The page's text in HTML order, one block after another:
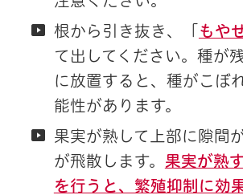
根から引き抜き、「
もや
て出してください。種が
に放置すると、種がこぼ
能性があります。
果実が熟して上部に隙間
が飛散します。 果実が熟
を行うと、繁殖抑制に効